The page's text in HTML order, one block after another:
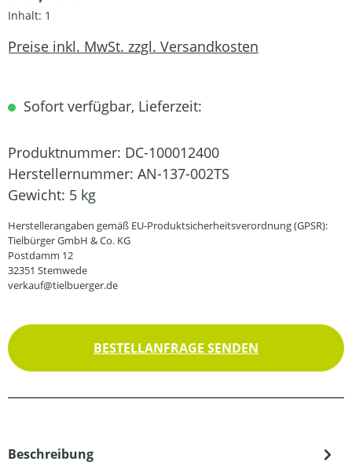
Inhalt: 1
Preise inkl. MwSt. zzgl. Versandkosten
Sofort verfügbar, Lieferzeit:
Produktnummer: DC-100012400
Herstellernummer: AN-137-002TS
Gewicht: 5 kg
Herstellerangaben gemäß EU-Produktsicherheitsverordnung (GPSR):
Tielbürger GmbH & Co. KG
Postdamm 12
32351 Stemwede
verkauf@tielbuerger.de
BESTELLANFRAGE SENDEN
Beschreibung